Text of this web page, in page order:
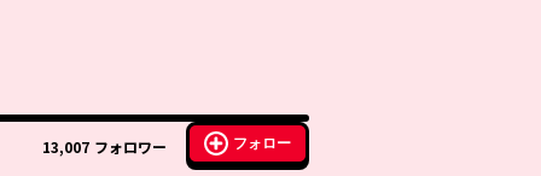
13,007 フォロワー フォロー